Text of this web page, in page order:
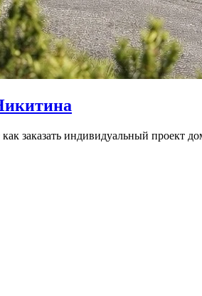
заказать индивидуальный проект